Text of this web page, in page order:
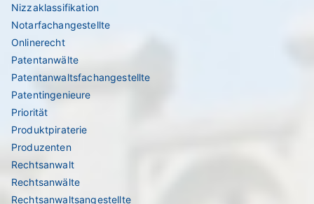
Nizzaklassifikation
Notarfachangestellte
Onlinerecht
Patentanwälte
Patentanwaltsfachangestellte
Patentingenieure
Priorität
Produktpiraterie
Produzenten
Rechtsanwalt
Rechtsanwälte
Rechtsanwaltsangestellte